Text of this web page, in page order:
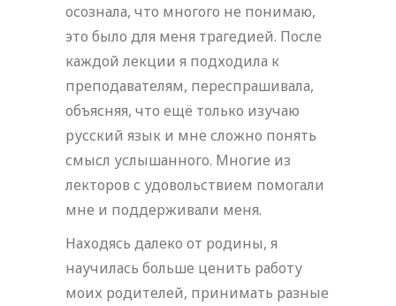
осознала, что многого не понимаю,
это было для меня трагедией. После
каждой лекции я подходила к
преподавателям, переспрашивала,
объясняя, что ещё только изучаю
русский язык и мне сложно понять
смысл услышанного. Многие из
лекторов с удовольствием помогали
мне и поддерживали меня.
Находясь далеко от родины, я
научилась больше ценить работу
моих родителей, принимать разные